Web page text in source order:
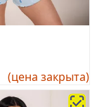
(цена закрыта)